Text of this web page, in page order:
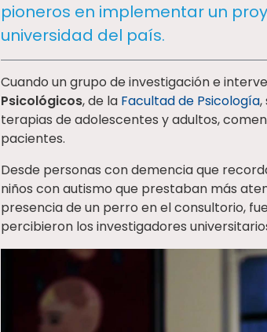
pioneros en implementar un
universidad del país.
Cuando un grupo de investigación e
Psicológicos, de la Facultad de Psicología,
terapias de adolescentes y adultos,
pacientes.
Desde personas con demencia que
niños con autismo que prestaban más
presencia de un perro en el consultorio,
percibieron los investigadores